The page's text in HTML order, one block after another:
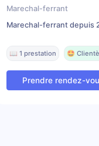
Marechal-ferrant
Marechal-ferrant depuis
📖 1 prestation 🤩
Prendre rendez-